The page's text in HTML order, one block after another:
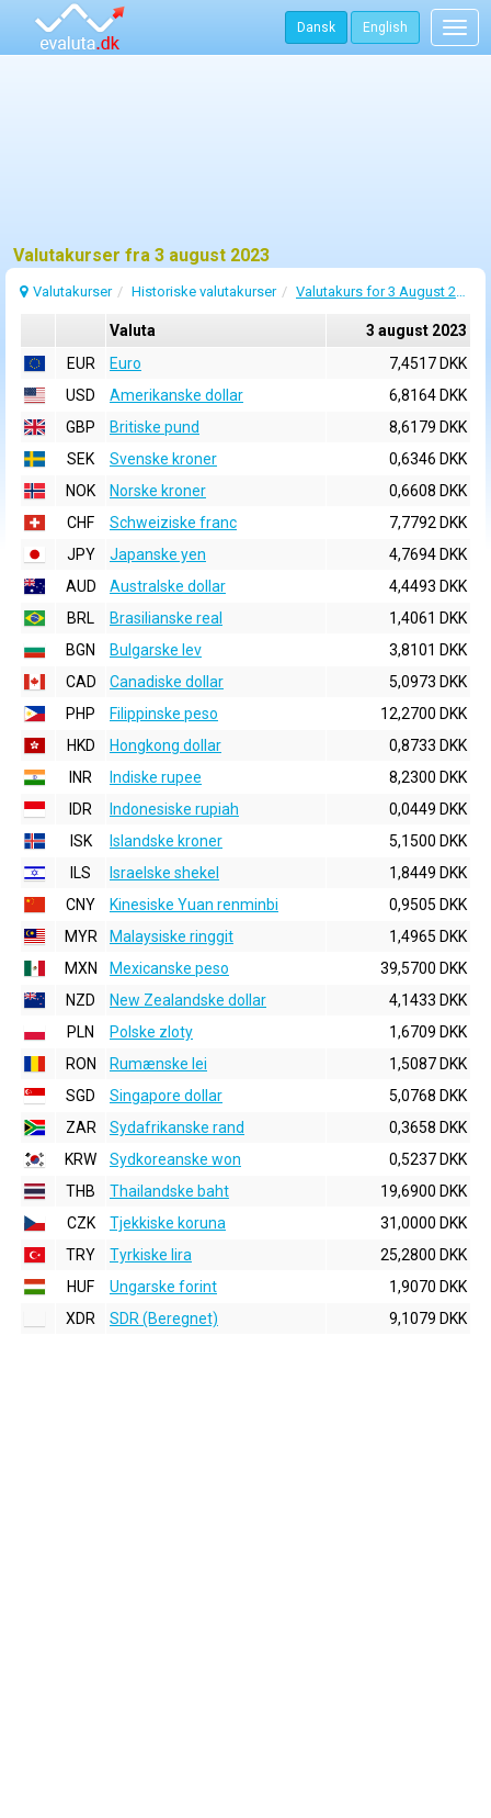
Dansk English
Valutakurser fra 3 august 2023
Valutakurser Historiske valutakurser Valutakurs for 3 August 2023
Valuta
3 august 2023
EUR
Euro
7,4517 DKK
USD
Amerikanske dollar
6,8164 DKK
GBP
Britiske pund
8,6179 DKK
SEK
Svenske kroner
0,6346 DKK
NOK
Norske kroner
0,6608 DKK
CHF
Schweiziske franc
7,7792 DKK
JPY
Japanske yen
4,7694 DKK
AUD
Australske dollar
4,4493 DKK
BRL
Brasilianske real
1,4061 DKK
BGN
Bulgarske lev
3,8101 DKK
CAD
Canadiske dollar
5,0973 DKK
PHP
Filippinske peso
12,2700 DKK
HKD
Hongkong dollar
0,8733 DKK
INR
Indiske rupee
8,2300 DKK
IDR
Indonesiske rupiah
0,0449 DKK
ISK
Islandske kroner
5,1500 DKK
ILS
Israelske shekel
1,8449 DKK
CNY
Kinesiske Yuan renminbi
0,9505 DKK
MYR
Malaysiske ringgit
1,4965 DKK
MXN
Mexicanske peso
39,5700 DKK
NZD
New Zealandske dollar
4,1433 DKK
PLN
Polske zloty
1,6709 DKK
RON
Rumænske lei
1,5087 DKK
SGD
Singapore dollar
5,0768 DKK
ZAR
Sydafrikanske rand
0,3658 DKK
KRW
Sydkoreanske won
0,5237 DKK
THB
Thailandske baht
19,6900 DKK
CZK
Tjekkiske koruna
31,0000 DKK
TRY
Tyrkiske lira
25,2800 DKK
HUF
Ungarske forint
1,9070 DKK
XDR
SDR (Beregnet) 9,1079 DKK